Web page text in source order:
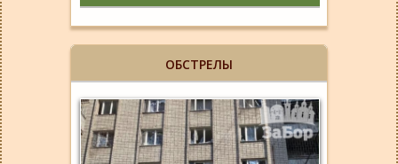
ОБСТРЕЛЫ